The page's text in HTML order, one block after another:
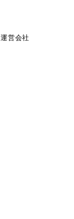
運営会社